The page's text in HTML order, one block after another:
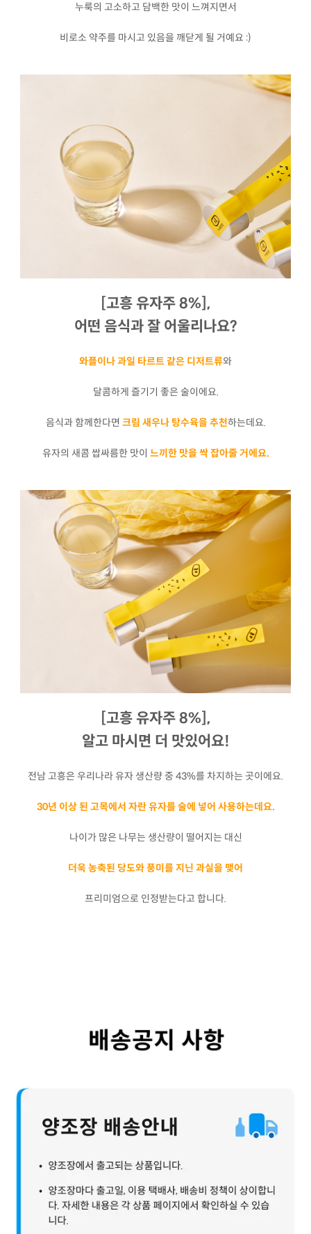
누룩의 고소하고 담백한 맛이 느껴지면서
비로소 약주를 마시고 있음을 깨닫게 될 거예요 :)
[고흥 유자주 8%],
어떤 음식과 잘 어울리나요?
와플이나 과일 타르트 같은 디저트류와
달콤하게 즐기기 좋은 술이에요.
음식과 함께한다면 크림 새우나 탕수육을 추천하는데요.
유자의 새콤 쌉싸름한 맛이 느끼한 맛을 싹 잡아줄 거에요.
[고흥 유자주 8%],
알고 마시면 더 맛있어요!
전남 고흥은 우리나라 유자 생산량 중 43%를 차지하는 곳이에요.
30년 이상 된 고목에서 자란 유자를 술에 넣어 사용하는데요.
나이가 많은 나무는 생산량이 떨어지는 대신
더욱 농축된 당도와 풍미를 지닌 과실을 맺어
프리미엄으로 인정받는다고 합니다.